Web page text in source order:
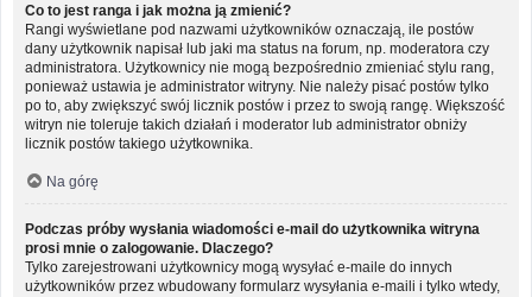
Co to jest ranga i jak można ją zmienić?
Rangi wyświetlane pod nazwami użytkowników oznaczają, ile postów
dany użytkownik napisał lub jaki ma status na forum, np. moderatora czy
administratora. Użytkownicy nie mogą bezpośrednio zmieniać stylu rang,
ponieważ ustawia je administrator witryny. Nie należy pisać postów tylko
po to, aby zwiększyć swój licznik postów i przez to swoją rangę. Większość
witryn nie toleruje takich działań i moderator lub administrator obniży
licznik postów takiego użytkownika.
Na górę
Podczas próby wysłania wiadomości e-mail do użytkownika witryna
prosi mnie o zalogowanie. Dlaczego?
Tylko zarejestrowani użytkownicy mogą wysyłać e-maile do innych
użytkowników przez wbudowany formularz wysyłania e-maili i tylko wtedy,